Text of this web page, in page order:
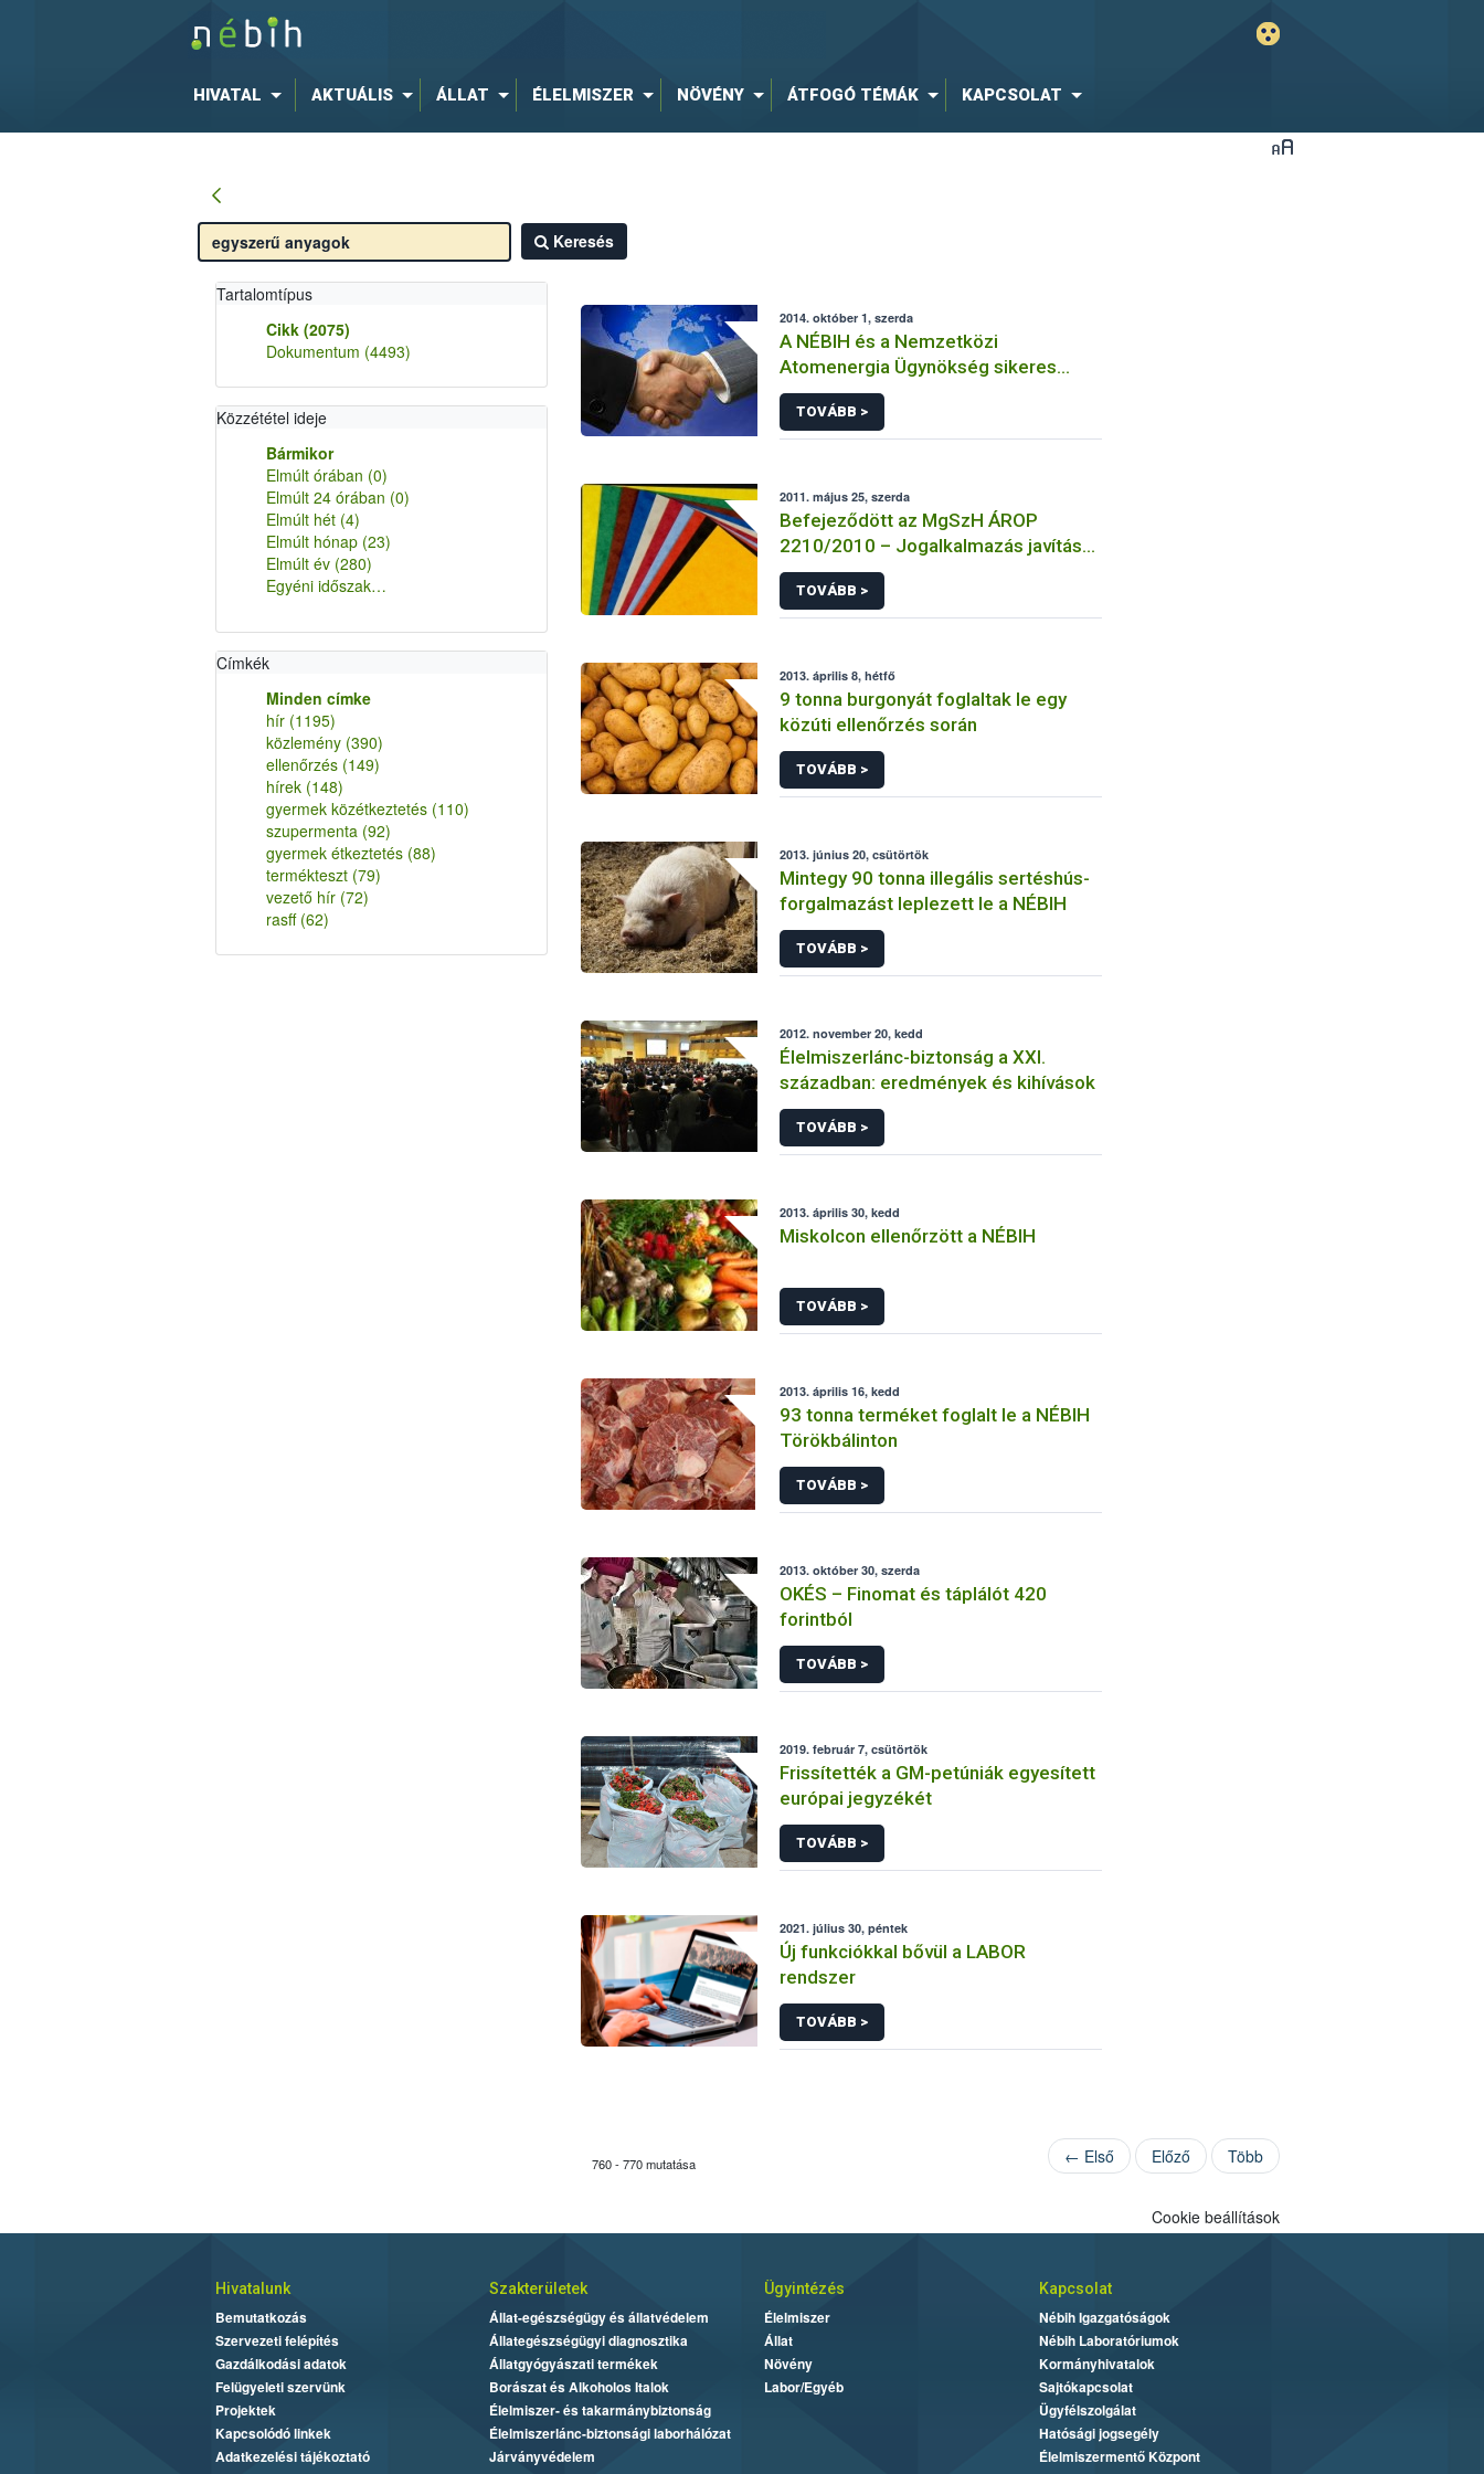
HIVATAL AKTUÁLIS ÁLLAT ÉLELMISZER NÖVÉNY ÁTFOGÓ TÉMÁK KAPCSOLAT
Keresés
Tartalomtípus
Cikk (2075)
Dokumentum (4493)
Közzététel ideje
Bármikor
Elmúlt órában (0)
Elmúlt 24 órában (0)
Elmúlt hét (4)
Elmúlt hónap (23)
Elmúlt év (280)
Egyéni időszak…
Címkék
Minden címke
hír (1195)
közlemény (390)
ellenőrzés (149)
hírek (148)
gyermek közétkeztetés (110)
szupermenta (92)
gyermek étkeztetés (88)
termékteszt (79)
vezető hír (72)
rasff (62)
2014. október 1, szerda
A NÉBIH és a Nemzetközi
Atomenergia Ügynökség sikeres
együttműködése immáron 8 éve tart
TOVÁBB >
2011. május 25, szerda
Befejeződött az MgSzH ÁROP
2210/2010 – Jogalkalmazás javítása
a mezőgazdasági szakigazgatásban
című projekt megvalósulásának első
üteme
TOVÁBB >
2013. április 8, hétfő
9 tonna burgonyát foglaltak le egy
közúti ellenőrzés során
TOVÁBB >
2013. június 20, csütörtök
Mintegy 90 tonna illegális sertéshús-
forgalmazást leplezett le a NÉBIH
TOVÁBB >
2012. november 20, kedd
Élelmiszerlánc-biztonság a XXI.
században: eredmények és kihívások
TOVÁBB >
2013. április 30, kedd
Miskolcon ellenőrzött a NÉBIH
TOVÁBB >
2013. április 16, kedd
93 tonna terméket foglalt le a NÉBIH
Törökbálinton
TOVÁBB >
2013. október 30, szerda
OKÉS – Finomat és táplálót 420
forintból
TOVÁBB >
2019. február 7, csütörtök
Frissítették a GM-petúniák egyesített
európai jegyzékét
TOVÁBB >
2021. július 30, péntek
Új funkciókkal bővül a LABOR
rendszer
TOVÁBB >
760 - 770 mutatása ← Első Előző Több
Cookie beállítások
Hivatalunk
Bemutatkozás
Szervezeti felépítés
Gazdálkodási adatok
Felügyeleti szervünk
Projektek
Kapcsolódó linkek
Adatkezelési tájékoztató
Szakterületek
Állat-egészségügy és állatvédelem
Állategészségügyi diagnosztika
Állatgyógyászati termékek
Borászat és Alkoholos Italok
Élelmiszer- és takarmánybiztonság
Élelmiszerlánc-biztonsági laborhálózat
Járványvédelem
Ügyintézés
Élelmiszer
Állat
Növény
Labor/Egyéb
Kapcsolat
Nébih Igazgatóságok
Nébih Laboratóriumok
Kormányhivatalok
Sajtókapcsolat
Ügyfélszolgálat
Hatósági jogsegély
Élelmiszermentő Központ